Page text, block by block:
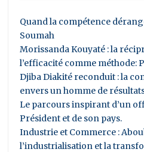
Quand la compétence
Soumah
Morissanda Kouyaté : la
l’efficacité comme méthode:
Djiba Diakité reconduit : la
envers un homme de
Le parcours inspirant d’un
Président et de son pays.
Industrie et Commerce :
l’industrialisation et la